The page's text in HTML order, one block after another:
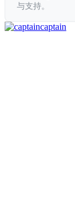
与支持。
captain